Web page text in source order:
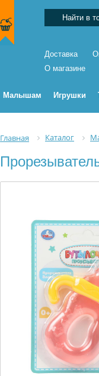
Доставка
О магазине
Малышам Игрушки
Главная Каталог